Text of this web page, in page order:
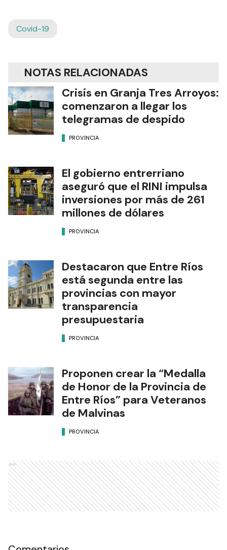
Covid-19
NOTAS RELACIONADAS
Crisis en Granja Tres Arroyos:
comenzaron a llegar los
telegramas de despido
PROVINCIA
El gobierno entrerriano
aseguró que el RINI impulsa
inversiones por más de 261
millones de dólares
PROVINCIA
Destacaron que Entre Ríos
está segunda entre las
provincias con mayor
transparencia
presupuestaria
PROVINCIA
Proponen crear la “Medalla
de Honor de la Provincia de
Entre Ríos” para Veteranos
de Malvinas
PROVINCIA
Ads